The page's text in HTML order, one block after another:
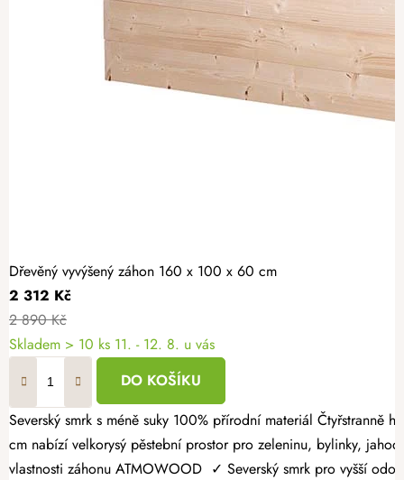
Dřevěný vyvýšený záhon 160 x 100 x 60 cm
2 312 Kč
2 890 Kč
Skladem > 10 ks 11. - 12. 8. u vás
DO KOŠÍKU
Severský smrk s méně suky 100% přírodní materiál Čtyřstranně hoblovaný masiv Dopřejte si radost z vlastní úrody a vytvořte si zahrádku přesně podle svých představ. Dřevěný vyvýšený záhon 160 × 100 × 60
cm nabízí velkorysý pěstební prostor pro zeleninu, bylinky,
vlastnosti záhonu ATMOWOOD ✓ Severský smrk pro vyšší